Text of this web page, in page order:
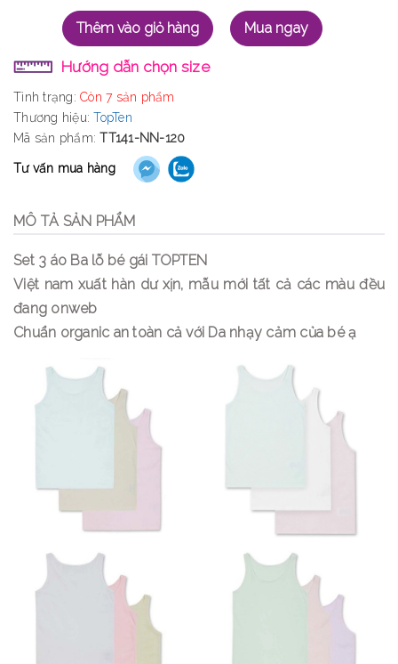
Thêm vào giỏ hàng Mua ngay
Hướng dẫn chọn size
Tình trạng: Còn 7 sản phẩm
Thương hiệu:TopTen
Mã sản phẩm:TT141-NN-120
Tư vấn mua hàng
MÔ TẢ SẢN PHẨM
Set 3 áo Ba lỗ bé gái TOPTEN
Việt nam xuất hàn dư xịn, mẫu mới tất cả các màu đều
đang onweb
Chuẩn organic an toàn cả với Da nhạy cảm của bé ạ